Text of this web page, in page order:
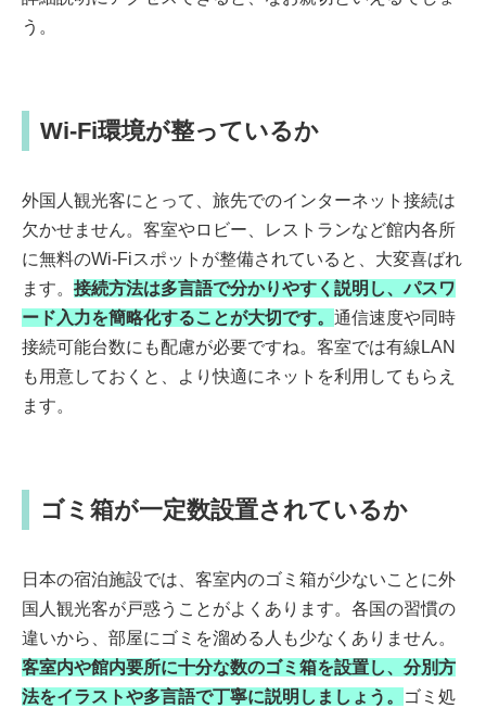
う。
Wi-Fi環境が整っているか
外国人観光客にとって、旅先でのインターネット接続は
欠かせません。客室やロビー、レストランなど館内各所
に無料のWi-Fiスポットが整備されていると、大変喜ばれ
ます。 接続方法は多言語で分かりやすく説明し、パスワ
ード入力を簡略化することが大切です。 通信速度や同時
接続可能台数にも配慮が必要ですね。客室では有線LAN
も用意しておくと、より快適にネットを利用してもらえ
ます。
ゴミ箱が一定数設置されているか
日本の宿泊施設では、客室内のゴミ箱が少ないことに外
国人観光客が戸惑うことがよくあります。各国の習慣の
違いから、部屋にゴミを溜める人も少なくありません。
客室内や館内要所に十分な数のゴミ箱を設置し、分別方
法をイラストや多言語で丁寧に説明しましょう。
ゴミ処